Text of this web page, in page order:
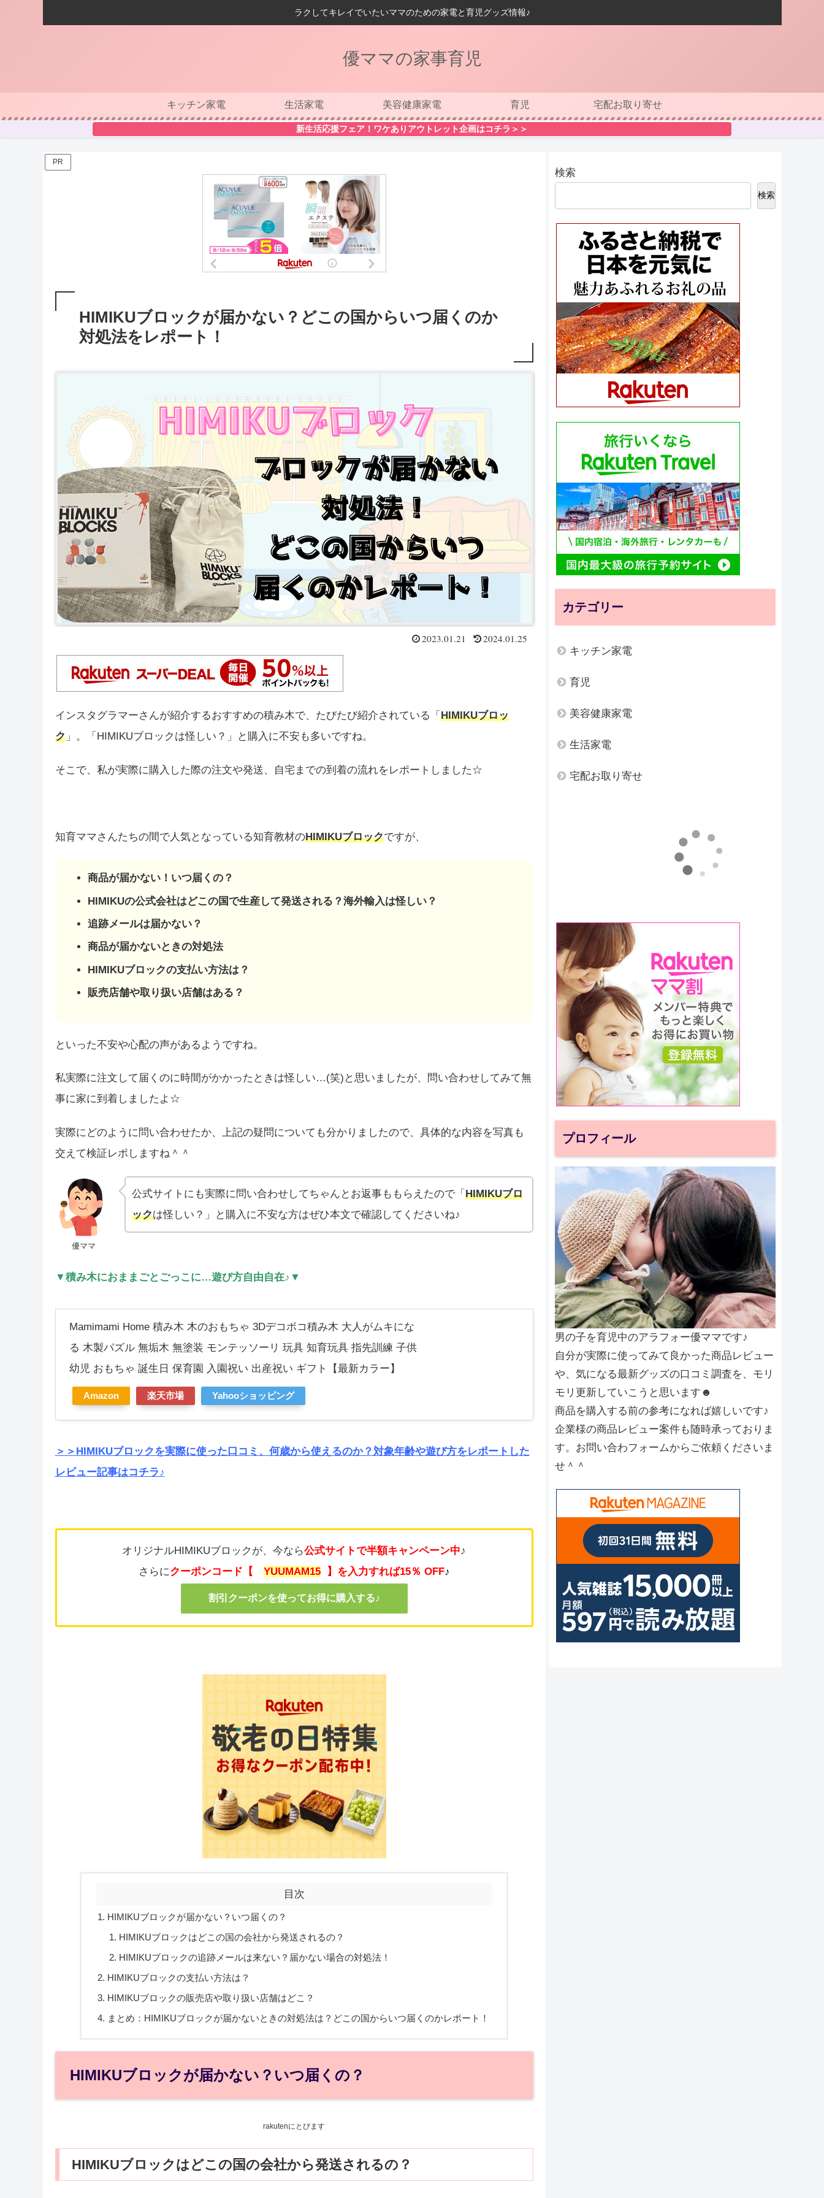
ラクしてキレイでいたいママのための家電と育児グッズ情報♪
優ママの家事育児
キッチン家電 生活家電 美容健康家電 育児 宅配お取り寄せ
新生活応援フェア！ワケありアウトレット企画はコチラ＞＞
PR
HIMIKUブロックが届かない？どこの国からいつ届くのか
対処法をレポート！
2023.01.21 2024.01.25
インスタグラマーさんが紹介するおすすめの積み木で、たびたび紹介されている「 HIMIKUブロッ
ク」。「HIMIKUブロックは怪しい？」と購入に不安も多いですね。
そこで、私が実際に購入した際の注文や発送、自宅までの到着の流れをレポートしました☆
知育ママさんたちの間で人気となっている知育教材のHIMIKUブロックですが、
商品が届かない！いつ届くの？
HIMIKUの公式会社はどこの国で生産して発送される？海外輸入は怪しい？
追跡メールは届かない？
商品が届かないときの対処法
HIMIKUブロックの支払い方法は？
販売店舗や取り扱い店舗はある？
といった不安や心配の声があるようですね。
私実際に注文して届くのに時間がかかったときは怪しい…(笑)と思いましたが、問い合わせしてみて無
事に家に到着しましたよ☆
実際にどのように問い合わせたか、上記の疑問についても分かりましたので、具体的な内容を写真も
交えて検証レポしますね＾＾
優ママ
公式サイトにも実際に問い合わせしてちゃんとお返事ももらえたので「HIMIKUブロ
ックは怪しい？」と購入に不安な方はぜひ本文で確認してくださいね♪
▼積み木におままごとごっこに…遊び方自由自在♪▼
Mamimami Home 積み木 木のおもちゃ 3Dデコボコ積み木 大人がムキにな
る 木製パズル 無垢木 無塗装 モンテッソーリ 玩具 知育玩具 指先訓練 子供
幼児 おもちゃ 誕生日 保育園 入園祝い 出産祝い ギフト【最新カラー】
Amazon 楽天市場 Yahooショッピング
＞＞HIMIKUブロックを実際に使った口コミ、何歳から使えるのか？対象年齢や遊び方をレポートした
レビュー記事はコチラ♪
オリジナルHIMIKUブロックが、今なら公式サイトで半額キャンペーン中♪
さらにクーポンコード【 YUUMAM15】を入力すれば15％ OFF♪
割引クーポンを使ってお得に購入する♪
目次
HIMIKUブロックが届かない？いつ届くの？
HIMIKUブロックはどこの国の会社から発送されるの？
HIMIKUブロックの追跡メールは来ない？届かない場合の対処法！
HIMIKUブロックの支払い方法は？
HIMIKUブロックの販売店や取り扱い店舗はどこ？
まとめ：HIMIKUブロックが届かないときの対処法は？どこの国からいつ届くのかレポート！
HIMIKUブロックが届かない？いつ届くの？
rakutenにとびます
HIMIKUブロックはどこの国の会社から発送されるの？
検索
検索
カテゴリー
キッチン家電
育児
美容健康家電
生活家電
宅配お取り寄せ
プロフィール
男の子を育児中のアラフォー優ママです♪
自分が実際に使ってみて良かった商品レビュー
や、気になる最新グッズの口コミ調査を、モリ
モリ更新していこうと思います☻
商品を購入する前の参考になれば嬉しいです♪
企業様の商品レビュー案件も随時承っておりま
す。お問い合わフォームからご依頼くださいま
せ＾＾